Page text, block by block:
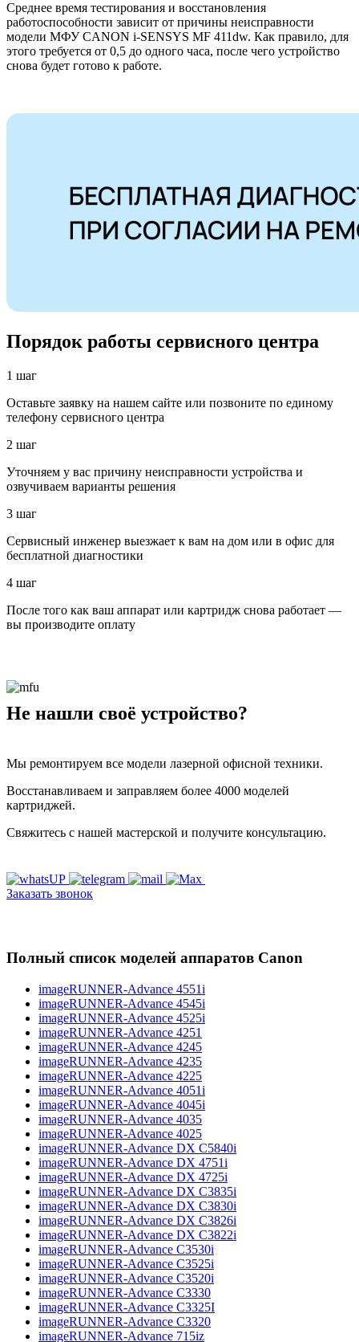
Среднее время тестирования и восстановления
работоспособности зависит от причины неисправности
модели МФУ CANON i-SENSYS MF 411dw. Как правило, для
этого требуется от 0,5 до одного часа, после чего устройство
снова будет готово к работе.
Порядок работы сервисного центра
1 шаг
Оставьте заявку на нашем сайте или позвоните по единому
телефону сервисного центра
2 шаг
Уточняем у вас причину неисправности устройства и
озвучиваем варианты решения
3 шаг
Сервисный инженер выезжает к вам на дом или в офис для
бесплатной диагностики
4 шаг
После того как ваш аппарат или картридж снова работает —
вы производите оплату
Не нашли своё устройство?
Мы ремонтируем все модели лазерной офисной техники.
Восстанавливаем и заправляем более 4000 моделей
картриджей.
Свяжитесь с нашей мастерской и получите консультацию.
Заказать звонок
Полный список моделей аппаратов Canon
imageRUNNER-Advance 4551i
imageRUNNER-Advance 4545i
imageRUNNER-Advance 4525i
imageRUNNER-Advance 4251
imageRUNNER-Advance 4245
imageRUNNER-Advance 4235
imageRUNNER-Advance 4225
imageRUNNER-Advance 4051i
imageRUNNER-Advance 4045i
imageRUNNER-Advance 4035
imageRUNNER-Advance 4025
imageRUNNER-Advance DX C5840i
imageRUNNER-Advance DX 4751i
imageRUNNER-Advance DX 4725i
imageRUNNER-Advance DX C3835i
imageRUNNER-Advance DX C3830i
imageRUNNER-Advance DX C3826i
imageRUNNER-Advance DX C3822i
imageRUNNER-Advance C3530i
imageRUNNER-Advance C3525i
imageRUNNER-Advance C3520i
imageRUNNER-Advance C3330
imageRUNNER-Advance C3325I
imageRUNNER-Advance C3320
imageRUNNER-Advance 715iz